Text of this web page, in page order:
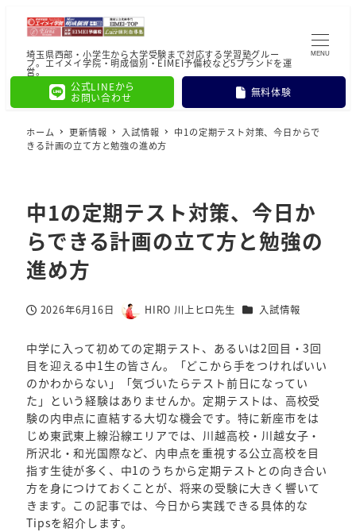
埼玉県西部・小学生から大学受験まで対応する学習塾グルー
プ。エイメイ学院・明成個別・EIMEI予備校など5ブランドを運
営。
公式LINEから
お問い合わせ
無料体験
MENU
ホーム 更新情報 入試情報
中1の定期テスト対策、今日からで
きる計画の立て方と勉強の進め方
中1の定期テスト対策、今日か
らできる計画の立て方と勉強の
進め方
投稿日2026年6月16日
著
HIRO 川上ヒロ先生 カテゴリー
入試情報
中学に入って初めての定期テスト、あるいは2回目・3回
目を迎える中1生の皆さん。「どこから手をつければいい
のかわからない」「気づいたらテスト前日になってい
た」という経験はありませんか。定期テストは、高校受
験の内申点に直結する大切な機会です。特に新座市をは
じめ東武東上線沿線エリアでは、川越高校・川越女子・
所沢北・和光国際など、内申点を重視する公立高校を目
指す生徒が多く、中1のうちから定期テストとの向き合い
方を身につけておくことが、将来の受験に大きく響いて
きます。この記事では、今日から実践できる具体的な
Tipsを紹介します。